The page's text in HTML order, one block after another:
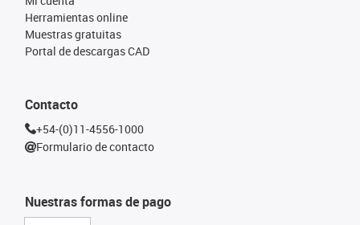
Nuestras formas de pago
Herramientas online
Muestras gratuitas
Portal de descargas CAD
Contacto
+54-(0)11-4556-1000
Formulario de contacto